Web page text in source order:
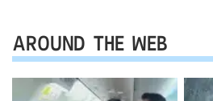
AROUND THE WEB